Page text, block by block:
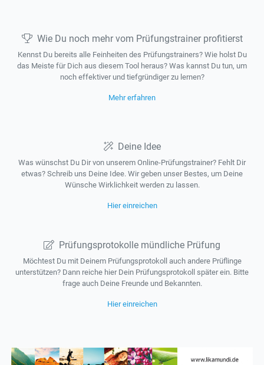
Wie Du noch mehr vom Prüfungstrainer profitierst
Kennst Du bereits alle Feinheiten des Prüfungstrainers? Wie holst Du
das Meiste für Dich aus diesem Tool heraus? Was kannst Du tun, um
noch effektiver und tiefgründiger zu lernen?
Mehr erfahren
Deine Idee
Was wünschst Du Dir von unserem Online-Prüfungstrainer? Fehlt Dir
etwas? Schreib uns Deine Idee. Wir geben unser Bestes, um Deine
Wünsche Wirklichkeit werden zu lassen.
Hier einreichen
Prüfungsprotokolle mündliche Prüfung
Möchtest Du mit Deinem Prüfungsprotokoll auch andere Prüflinge
unterstützen? Dann reiche hier Dein Prüfungsprotokoll später ein. Bitte
frage auch Deine Freunde und Bekannten.
Hier einreichen